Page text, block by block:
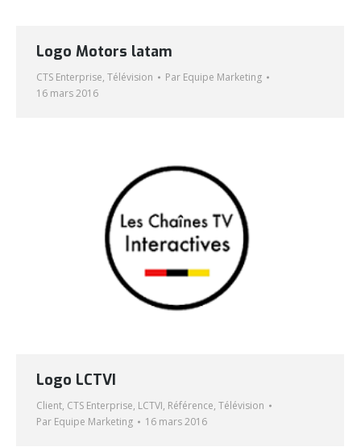
Logo Motors latam
CTS Enterprise, Télévision Par Equipe Marketing
16 mars 2016
Logo LCTVI
Client, CTS Enterprise, LCTVI, Référence, Télévision
Par Equipe Marketing 16 mars 2016